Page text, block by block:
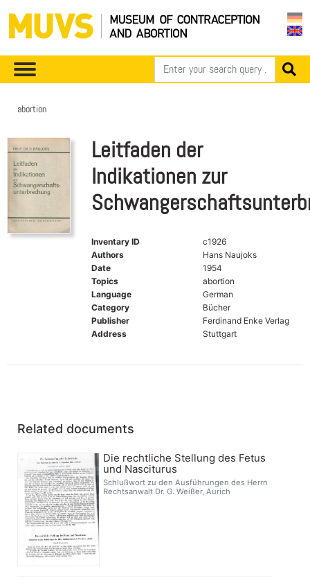
abortion
Leitfaden der
Indikationen zur
Inventary ID
c1926
Authors
Hans Naujoks
Date
1954
Topics
abortion
Language
German
Category
Bücher
Publisher
Ferdinand Enke Verlag
Address
Stuttgart
Related documents
Die rechtliche Stellung des Fetus
und Nasciturus
Schlußwort zu den Ausführungen des Herrn
Rechtsanwalt Dr. G. Weißer, Aurich